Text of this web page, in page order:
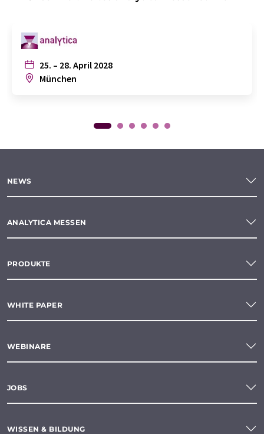
25. – 28. April 2028
München
NEWS
ANALYTICA MESSEN
PRODUKTE
WHITE PAPER
WEBINARE
JOBS
WISSEN & BILDUNG